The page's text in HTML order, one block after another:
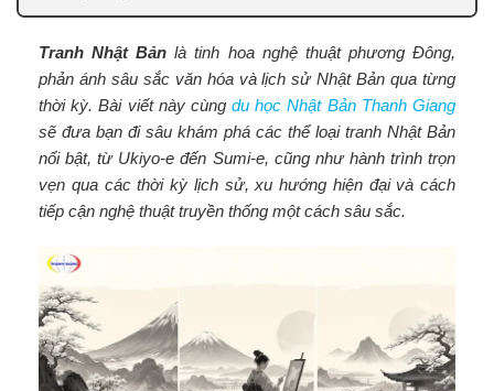
Tranh Nhật Bản là tinh hoa nghệ thuật phương Đông,
phản ánh sâu sắc văn hóa và lịch sử Nhật Bản qua từng
thời kỳ. Bài viết này cùng du học Nhật BảnThanh Giang
sẽ đưa bạn đi sâu khám phá các thể loại tranh Nhật Bản
nổi bật, từ Ukiyo-e đến Sumi-e, cũng như hành trình trọn
vẹn qua các thời kỳ lịch sử, xu hướng hiện đại và cách
tiếp cận nghệ thuật truyền thống một cách sâu sắc.